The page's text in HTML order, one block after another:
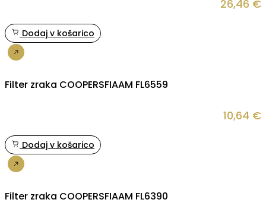
26,46 €
Dodaj v košarico
Filter zraka COOPERSFIAAM FL6559
10,64 €
Dodaj v košarico
Filter zraka COOPERSFIAAM FL6390